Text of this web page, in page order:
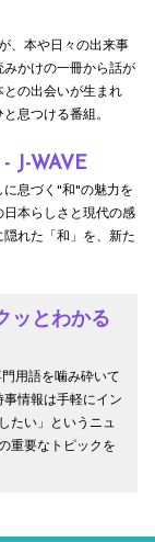
、本や日々の出来事
かけの一冊から話が
との出会いが生まれ
息つける番組。
J-WAVE
息づく"和"の魅力を
本らしさと現代の感
れた「和」を、新た
ッとわかる
用語を噛み砕いて
情報は手軽にイン
たい」というニュ
重要なトピックを